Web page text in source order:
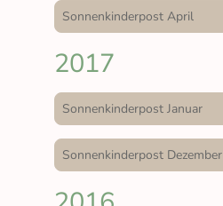
Sonnenkinderpost April
2017
Sonnenkinderpost Januar
Sonnenkinderpost Dezember